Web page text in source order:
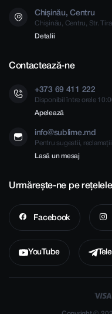
Chișinău, Centru
Chișinău, Centru, Str.
Detalii
Contactează-ne
+373 69 411 222
Disponibil între orele
Apelează
info@sublime.md
Pentru sugestii,
Lasă un mesaj
Urmărește-ne pe
Facebook
YouTube